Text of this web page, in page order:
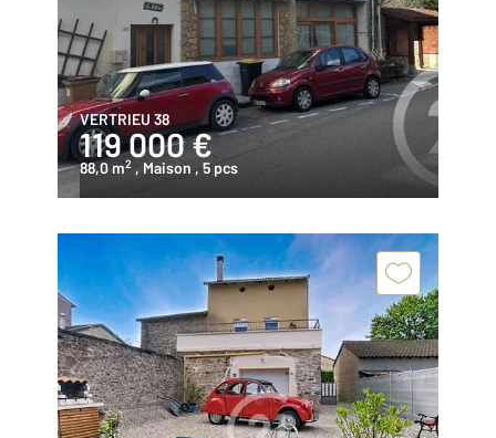
VERTRIEU 38
119 000 €
88,0 m2 , Maison , 5 pcs